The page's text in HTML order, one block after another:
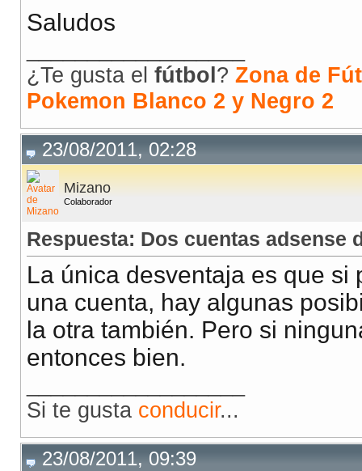
Saludos
¿Te gusta el fútbol? Zona de
Pokemon Blanco 2 y Negro 2
23/08/2011, 02:28
Mizano
Colaborador
Respuesta: Dos cuentas adsense
La única desventaja es que
una cuenta, hay algunas
la otra también. Pero si
entonces bien.
Si te gusta conducir...
23/08/2011, 09:39